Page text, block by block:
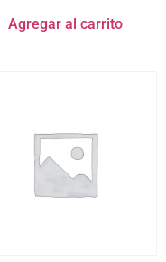
Agregar al carrito